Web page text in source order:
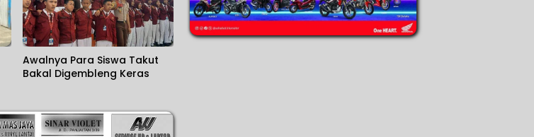
Awalnya Para Siswa Takut
Bakal Digembleng Keras